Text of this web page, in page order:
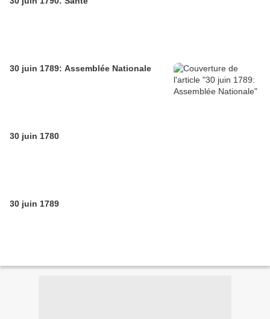
30 juin 1789: Assemblée Nationale
30 juin 1780
30 juin 1789